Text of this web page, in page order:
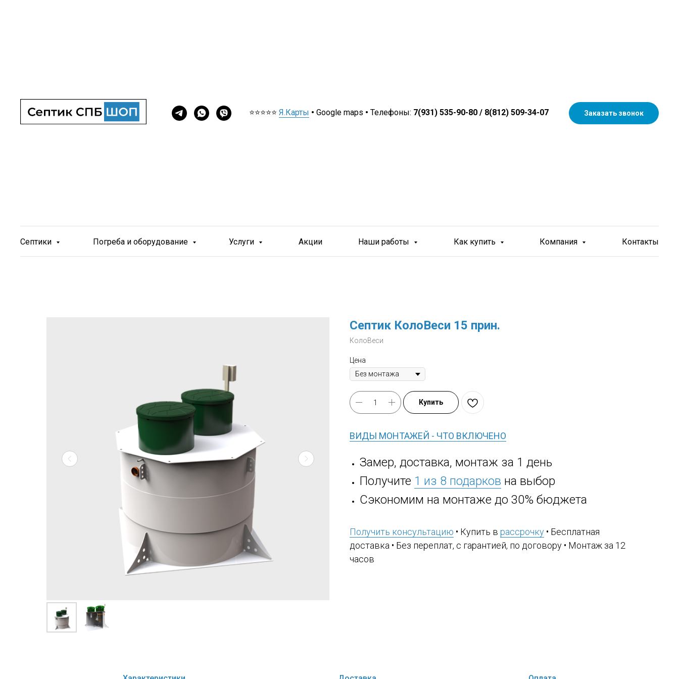
⭐⭐⭐⭐⭐ Я.Карты • Google maps • Телефоны: 7(931) 535-90-80 / 8(812) 509-34-07 Заказать звонок
Септики Погреба и оборудование Услуги Акции Наши работы Как купить Компания Контакты
Септик КолоВеси 15 прин.
КолоВеси
Цена
Купить
ВИДЫ МОНТАЖЕЙ - ЧТО ВКЛЮЧЕНО
Замер, доставка, монтаж за 1 день
Получите 1 из 8 подарков на выбор
Сэкономим на монтаже до 30% бюджета
Получить консультацию • Купить в рассрочку • Бесплатная
доставка • Без переплат, с гарантией, по договору • Монтаж за 12
часов